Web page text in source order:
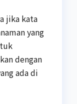
jika kata
yang
dengan
ada di